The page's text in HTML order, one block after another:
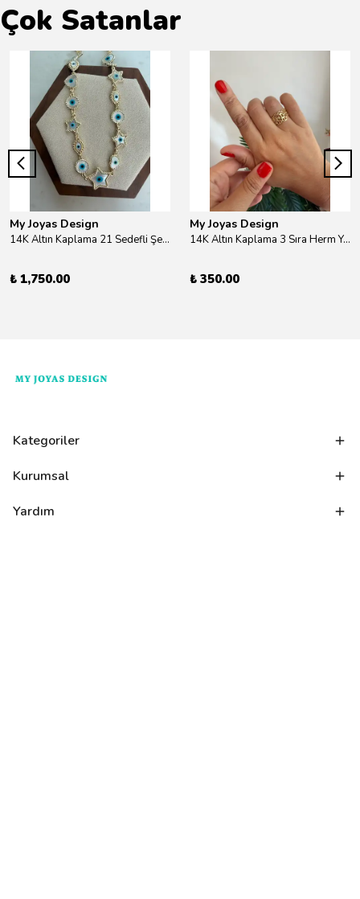
Çok Satanlar
My Joyas Design
14K Altın Kaplama 21 Sedefli Şekiller Kolye 46cm
₺ 1,750.00
My Joyas Design
14K Altın Kaplama 3 Sıra Herm Yüzük Gold
₺ 350.00
Kategoriler
Kurumsal
Yardım